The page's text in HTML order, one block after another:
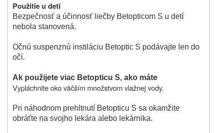
Použitie u detí
Bezpečnosť a účinnosť liečby Betopticom S u detí
nebola stanovená.
Očnú suspenznú instiláciu Betoptic S podávajte len do
očí.
Ak použijete viac Betopticu S, ako máte
Vypláchnite oko väčším množstvom vlažnej vody.
Pri náhodnom prehltnutí Betopticu S sa okamžite
obráťte na svojho lekára alebo lekárnika.